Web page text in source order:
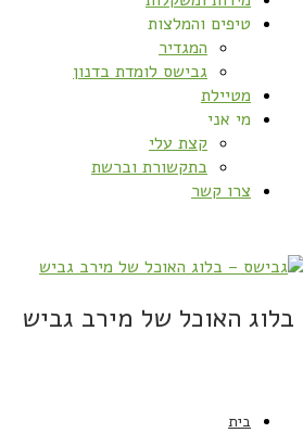
טיפים והמלצות
המגדיר
גבישס לומדת בדנון
מטיילת
מי אני
קצת עלי
בתקשורת וברשת
צרו קשר
בלוג האוכל של מירב גביש
בית